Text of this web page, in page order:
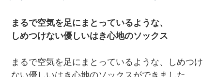
まるで空気を足にまとっているような、
しめつけない優しいはき心地のソックス
まるで空気を足にまとっているような、しめつけ
ない優しいはき心地のソックスができました。